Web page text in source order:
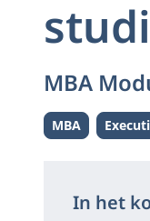
MBA
Level:
MBA
In het